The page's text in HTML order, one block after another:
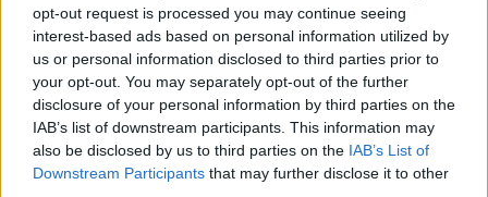
opt-out request is processed you may continue seeing
interest-based ads based on personal information utilized by
us or personal information disclosed to third parties prior to
your opt-out. You may separately opt-out of the further
disclosure of your personal information by third parties on the
IAB’s list of downstream participants. This information may
also be disclosed by us to third parties on the IAB’s List of
Downstream Participants that may further disclose it to other
Commenti
Nessun commento presente
Commenta